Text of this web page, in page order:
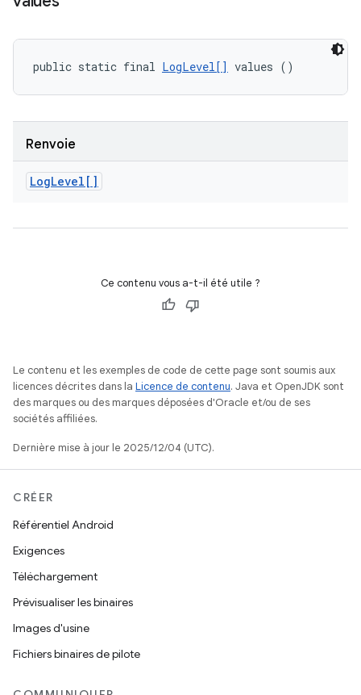
public static final LogLevel[] values ()
Renvoie
LogLevel[]
Ce contenu vous a-t-il été utile ?
Le contenu et les exemples de code de cette page sont soumis aux
licences décrites dans la Licence de contenu. Java et OpenJDK sont
des marques ou des marques déposées d'Oracle et/ou de ses
sociétés affiliées.
Dernière mise à jour le 2025/12/04 (UTC).
CRÉER
Référentiel Android
Exigences
Téléchargement
Prévisualiser les binaires
Images d'usine
Fichiers binaires de pilote